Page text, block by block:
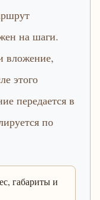
на шаги.
вложение,
этого
передается в
по
габариты и